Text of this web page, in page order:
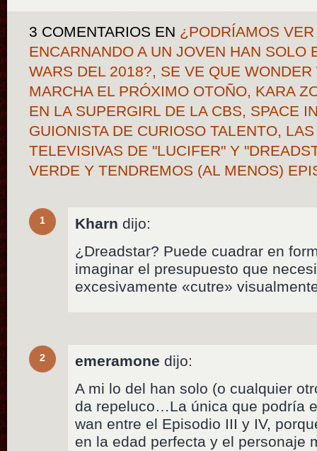
3 COMENTARIOS EN ¿PODRÍAMOS
ENCARNANDO A UN JOVEN HAN SOLO
WARS DEL 2018?, SE VE QUE
MARCHA EL PRÓXIMO OTOÑO, KARA
EN LA SUPERGIRL DE LA CBS, SPACE
GUIONISTA DE CURIOSO TALENTO,
TELEVISIVAS DE "LUCIFER" Y
VERDE Y TENDREMOS (AL MENOS)
1 Kharn dijo:
¿Dreadstar? Puede cuadrar en
imaginar el presupuesto que
excesivamente «cutre»
2 emeramone dijo:
A mi lo del han solo (o cualquier
da repeluco…La única que podría
wan entre el Episodio III y IV,
en la edad perfecta y el personaje